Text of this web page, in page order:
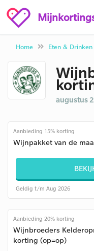
Home Eten & Drinken
augustus
Aanbieding 15% korting
Wijnpakket van de
Geldig t/m Aug 2026
Aanbieding 20% korting
Wijnbroeders
korting (op=op)